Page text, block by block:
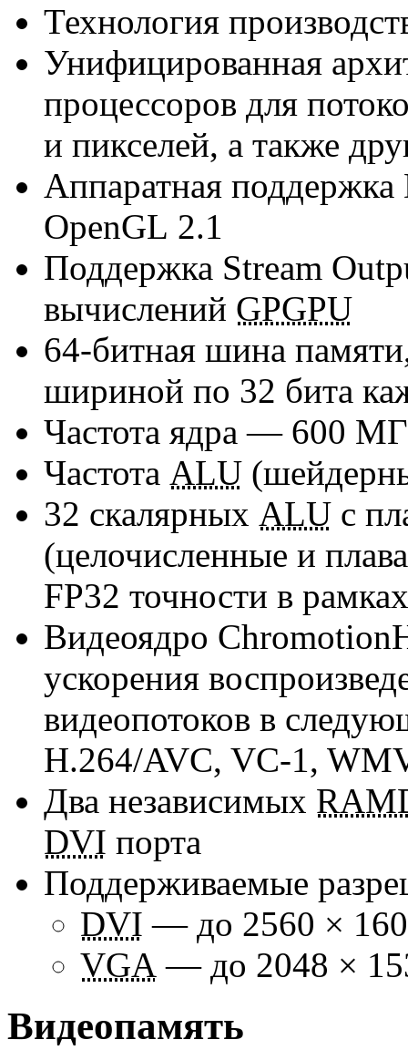
Технология
Унифицированная
процессоров для
и пикселей, а также
Аппаратная
OpenGL 2.1
Поддержка Stream
вычислений GPGPU
64-битная шина
шириной по 32 бита
Частота ядра — 600
Частота ALU
32 скалярных ALU с
(целочисленные и
FP32 точности в
Видеоядро
ускорения
видеопотоков в
H.264/AVC, VC-1,
Два независимых
DVI порта
Поддерживаемые
DVI — до 2560 ×
VGA — до 2048 ×
Видеопамять